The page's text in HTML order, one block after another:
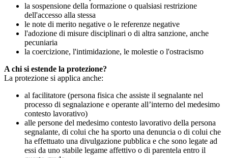
la sospensione della formazione o qualsiasi restrizione
dell'accesso alla stessa
le note di merito negative o le referenze negative
l'adozione di misure disciplinari o di altra sanzione, anche
pecuniaria
la coercizione, l'intimidazione, le molestie o l'ostracismo
A chi si estende la protezione?
La protezione si applica anche:
al facilitatore (persona fisica che assiste il segnalante nel
processo di segnalazione e operante all’interno del medesimo
contesto lavorativo)
alle persone del medesimo contesto lavorativo della persona
segnalante, di colui che ha sporto una denuncia o di colui che
ha effettuato una divulgazione pubblica e che sono legate ad
essi da uno stabile legame affettivo o di parentela entro il